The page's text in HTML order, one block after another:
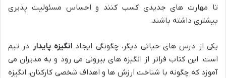
تا مهارت های جدیدی کسب کنند و احساس مسئولیت پذیری
بیشتری داشته باشند.
یکی از درس های حیاتی دیگر، چگونگی ایجاد انگیزه پایدار در تیم
است. این کتاب فراتر از انگیزه های بیرونی می رود و به مدیران می
آموزد که چگونه با شناخت ارزش ها و اهداف شخصی کارکنان، انگیزه